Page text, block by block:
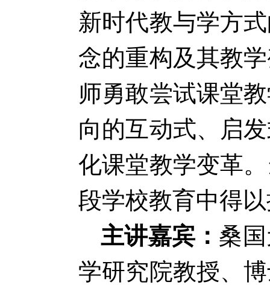
新时代教与学方
念的重构及其教
师勇敢尝试课堂
向的互动式、启
化课堂教学变革
段学校教育中得
主讲嘉宾： 桑
学研究院教授、